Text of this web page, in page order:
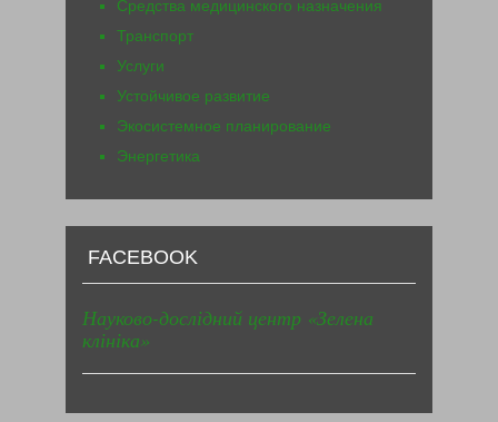
Средства медицинского назначения
Транспорт
Услуги
Устойчивое развитие
Экосистемное планирование
Энергетика
FACEBOOK
Науково-дослідний центр «Зелена
клініка»